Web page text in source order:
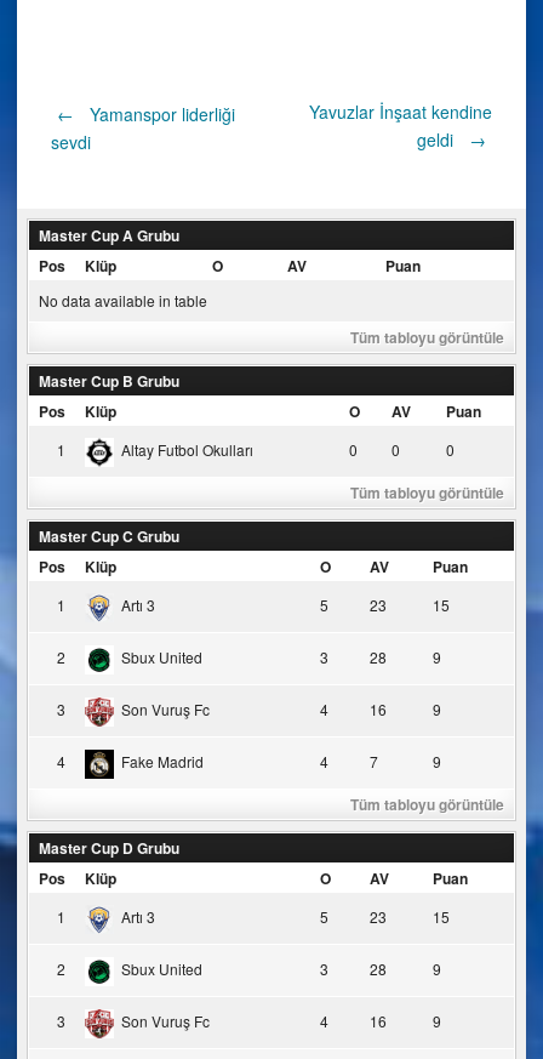
Post
←
Yamanspor liderliği
sevdi
Yavuzlar İnşaat kendine
geldi
→
Master Cup A Grubu
Pos
Klüp O AV Puan
No data available in table
Tüm tabloyu görüntüle
Master Cup B Grubu
Pos
Klüp O AV Puan
1 Altay Futbol Okulları 0 0 0
Tüm tabloyu görüntüle
Master Cup C Grubu
Pos
Klüp O AV Puan
1 Artı 3 5 23 15
2 Sbux United 3 28 9
3 Son Vuruş Fc 4 16 9
4 Fake Madrid 4 7 9
Tüm tabloyu görüntüle
Master Cup D Grubu
Pos
Klüp O AV Puan
1 Artı 3 5 23 15
2 Sbux United 3 28 9
3 Son Vuruş Fc 4 16 9